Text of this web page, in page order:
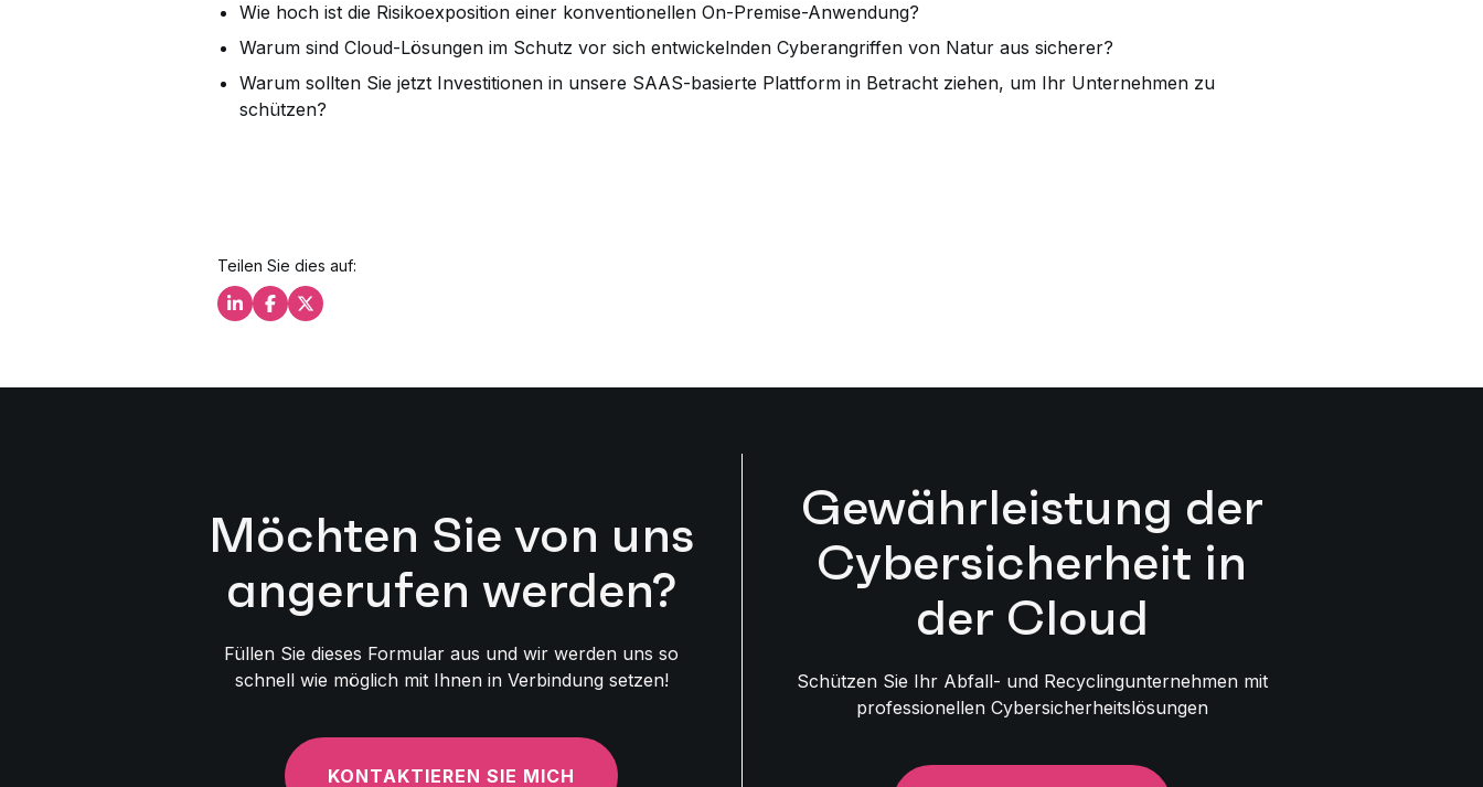
Wie hoch ist die Risikoexposition einer konventionellen On-Premise-Anwendung?
Warum sind Cloud-Lösungen im Schutz vor sich entwickelnden Cyberangriffen von Natur aus sicherer?
Warum sollten Sie jetzt Investitionen in unsere SAAS-basierte Plattform in Betracht ziehen, um Ihr Unternehmen zu
schützen?
Teilen Sie dies auf:
Teilen Sie dies auf LinkedIn
Teilen Sie dies auf Facebook
Teilen Sie dies auf X
Möchten Sie von uns
angerufen werden?
Füllen Sie dieses Formular aus und wir werden uns so
schnell wie möglich mit Ihnen in Verbindung setzen!
KONTAKTIEREN SIE MICH
Gewährleistung der
Cybersicherheit in
der Cloud
Schützen Sie Ihr Abfall- und Recyclingunternehmen mit
professionellen Cybersicherheitslösungen